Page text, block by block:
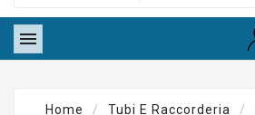

Home Tubi E Raccorderia